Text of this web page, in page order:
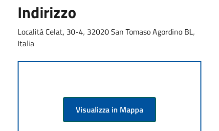
Indirizzo
Località Celat, 30-4, 32020 San Tomaso Agordino BL,
Italia
Visualizza in Mappa